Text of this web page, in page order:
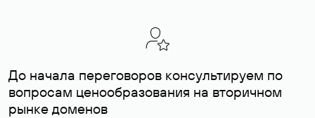
До начала переговоров консультируем по
вопросам ценообразования на вторичном
рынке доменов